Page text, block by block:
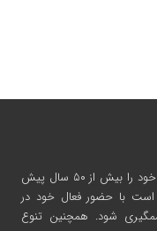
که پروانه صنعتی خود را بیش از ۵۰ سال پیش
است با حضور فعال خود در
شود. همچنین تنوع